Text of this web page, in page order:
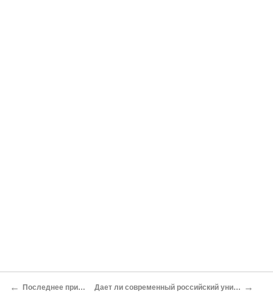
← Последнее прибежище атеиста Дает ли современный российский университет современные знания? →